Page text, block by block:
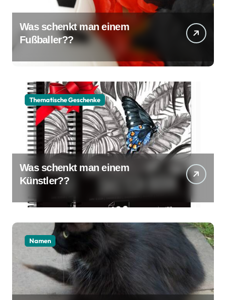
Was schenkt man einem
Fußballer??
Thematische Geschenke
Was schenkt man einem
Künstler??
Namen